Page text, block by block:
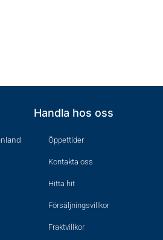
Handla hos oss
Öppettider
Kontakta oss
Hitta hit
Försäljningsvillkor
Fraktvillkor